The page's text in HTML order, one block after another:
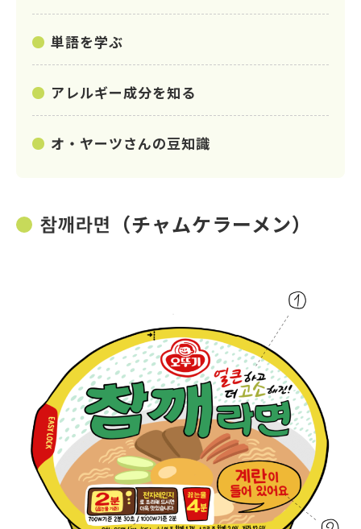
単語を学ぶ
アレルギー成分を知る
オ・ヤーツさんの豆知識
참깨라면（チャムケラーメン）